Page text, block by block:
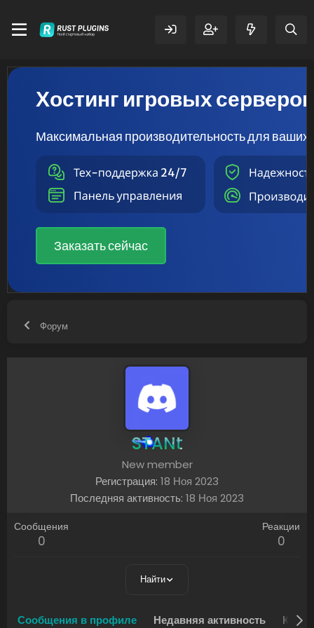
Хостинг игровых серверов
Максимальная производительность для ваших
Заказать сейчас
Форум
STANt
New member
Регистрация 18 Ноя 2023
Последняя активность 18 Ноя 2023
Сообщения
0
Реакции
0
Найти
Сообщения в профиле Недавняя активность